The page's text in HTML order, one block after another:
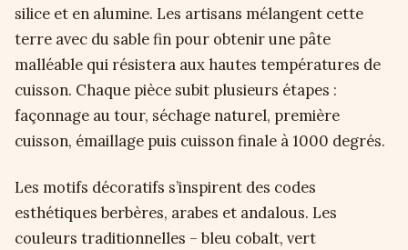
silice et en alumine. Les artisans mélangent cette
terre avec du sable fin pour obtenir une pâte
malléable qui résistera aux hautes températures de
cuisson. Chaque pièce subit plusieurs étapes :
façonnage au tour, séchage naturel, première
cuisson, émaillage puis cuisson finale à 1000 degrés.
Les motifs décoratifs s’inspirent des codes
esthétiques berbères, arabes et andalous. Les
couleurs traditionnelles – bleu cobalt, vert